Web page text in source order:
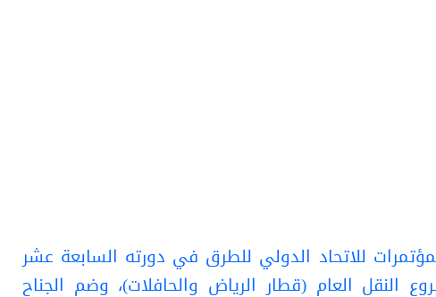
للاتحاد الدولي للطرق في دورته السابعة عشر
العام (قطار الرياض والحافلات)، وضم الجناح